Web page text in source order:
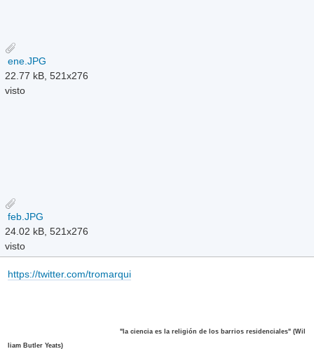
ene.JPG
22.77 kB, 521x276
visto
feb.JPG
24.02 kB, 521x276
visto
https://twitter.com/tromarqui
"la ciencia es la religión de los barrios residenciales" (Wil
liam Butler Yeats)